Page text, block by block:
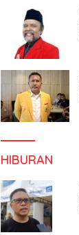
HIBURAN